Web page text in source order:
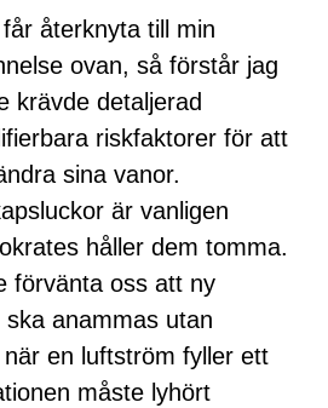
återknyta till min
ovan, så förstår jag
krävde detaljerad
riskfaktorer för att
sina vanor.
är vanligen
håller dem tomma.
förvänta oss att ny
ska anammas utan
en luftström fyller ett
måste lyhört